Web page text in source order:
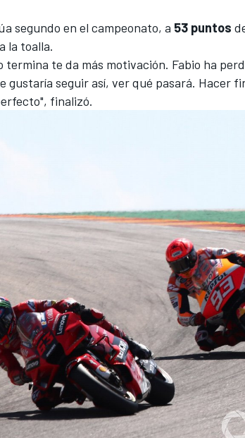
segundo en el campeonato, a 53 puntos
la toalla.
termina te da más motivación. Fabio ha
gustaría seguir así, ver qué pasará. Hacer
finalizó.